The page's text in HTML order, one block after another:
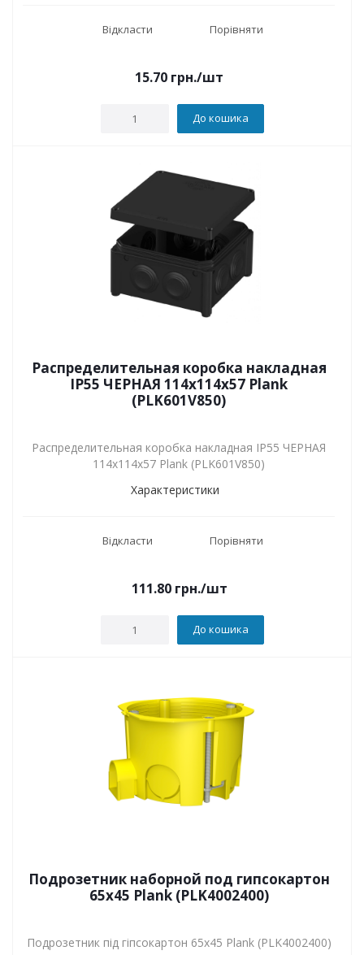
Відкласти Порівняти
15.70 грн./шт
До кошика
Распределительная коробка накладная
IP55 ЧЕРНАЯ 114х114х57 Plank
(PLK601V850)
Распределительная коробка накладная IP55 ЧЕРНАЯ
114х114х57 Plank (PLK601V850)
Характеристики
Відкласти Порівняти
111.80грн./шт
До кошика
Подрозетник наборной под гипсокартон
65х45 Plank (PLK4002400)
Подрозетник під гіпсокартон 65х45 Plank (PLK4002400)